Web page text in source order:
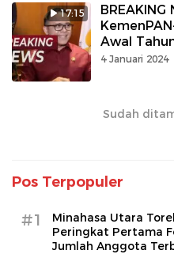
17:15
BREAKING
Awal
4 Januari 2024
Sudah
Pos Terpopuler
#1
Minahasa Utara
Peringkat Pertama
Jumlah Anggota